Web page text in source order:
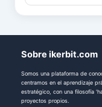
Sobre ikerbit.com
Somos una plataforma de
centramos en el aprendizaje
estratégico, con una filosofía
proyectos propios.